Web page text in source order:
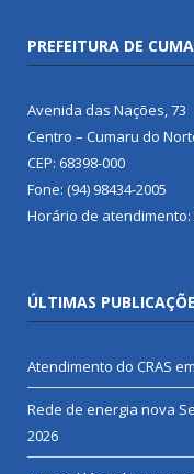
PREFEITURA DE
Avenida das Nações, 73
Centro – Cumaru do
CEP: 68398-000
Fone: (94) 98434-2005
Horário de atendimento:
ÚLTIMAS
Atendimento do CRAS
Rede de energia nova
2026